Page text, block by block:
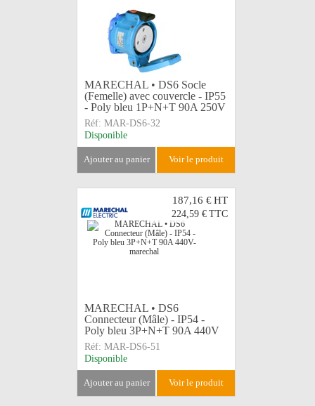
MARECHAL • DS6 Socle
(Femelle) avec couvercle - IP55
- Poly bleu 1P+N+T 90A 250V
Réf: MAR-DS6-32
Disponible
ajouter au panier voir le produit
187,16 €HT
224,59 € TTC
MARECHAL • DS6
Connecteur (Mâle) - IP54 -
Poly bleu 3P+N+T 90A 440V
Réf: MAR-DS6-51
Disponible
ajouter au panier voir le produit